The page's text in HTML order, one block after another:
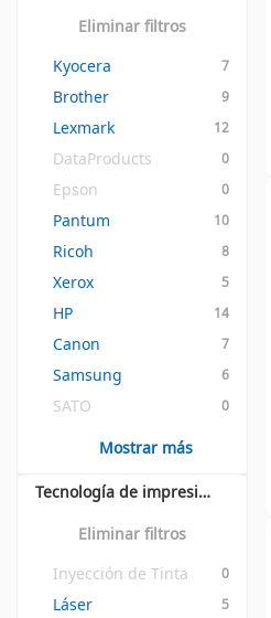
Eliminar filtros
Kyocera
7
Brother 9
Lexmark 12
DataProducts 0
Epson 0
Pantum 10
Ricoh 8
Xerox 5
HP 14
Canon 7
Samsung 6
SATO 0
Mostrar más
Tecnología de impresión
Eliminar filtros
Inyección de Tinta
0
Láser 5